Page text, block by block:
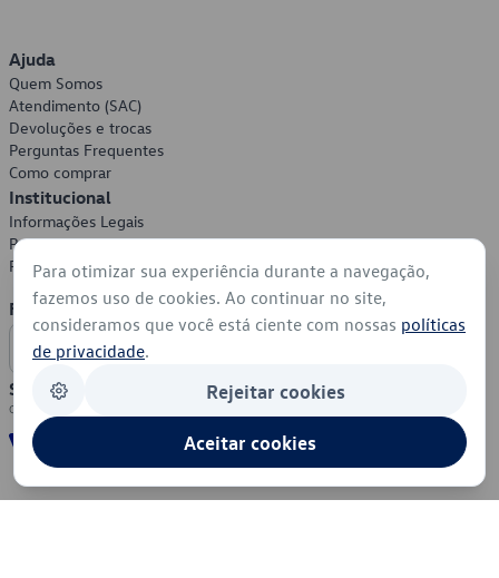
Ajuda
Quem Somos
Atendimento (SAC)
Devoluções e trocas
Perguntas Frequentes
Como comprar
Institucional
Informações Legais
Política de Privacidade
Política de Cookies
Formas de Pagamento
Segurança
Para otimizar sua experiência durante a navegação,
fazemos uso de cookies. Ao continuar no site,
consideramos que você está ciente com nossas políticas
de privacidade.
Rejeitar cookies
Aceitar cookies